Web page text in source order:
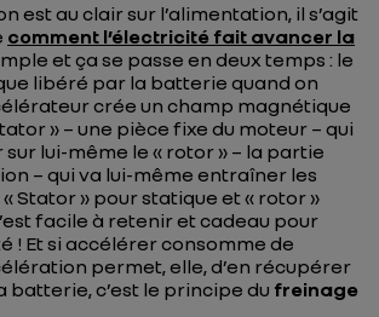
est au clair sur l’alimentation, il s’agit
comment l’électricité fait avancer la
et ça se passe en deux temps : le
libéré par la batterie quand on
crée un champ magnétique
» – une pièce fixe du moteur – qui
lui-même le « rotor » – la partie
– qui va lui-même entraîner les
Stator » pour statique et « rotor »
facile à retenir et cadeau pour
! Et si accélérer consomme de
permet, elle, d’en récupérer
batterie, c’est le principe du freinage